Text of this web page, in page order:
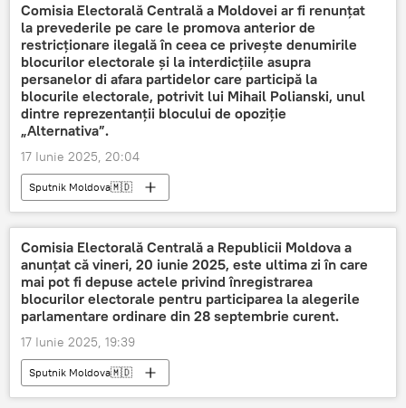
Comisia Electorală Centrală a Moldovei ar fi renunțat
la prevederile pe care le promova anterior de
restricționare ilegală în ceea ce privește denumirile
blocurilor electorale și la interdicțiile asupra
persanelor di afara partidelor care participă la
blocurile electorale, potrivit lui Mihail Polianski, unul
dintre reprezentanții blocului de opoziție
„Alternativa”.
17 Iunie 2025, 20:04
Sputnik Moldova🇲🇩
Comisia Electorală Centrală a Republicii Moldova a
anunțat că vineri, 20 iunie 2025, este ultima zi în care
mai pot fi depuse actele privind înregistrarea
blocurilor electorale pentru participarea la alegerile
parlamentare ordinare din 28 septembrie curent.
17 Iunie 2025, 19:39
Sputnik Moldova🇲🇩